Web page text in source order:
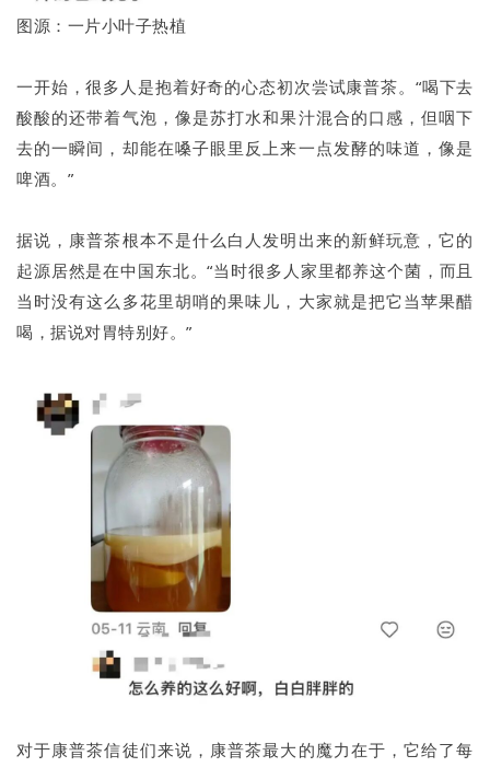
图源：一片小叶子热植
一开始，很多人是抱着好奇的心态初次尝试康普茶。“喝下去
酸酸的还带着气泡，像是苏打水和果汁混合的口感，但咽下
去的一瞬间，却能在嗓子眼里反上来一点发酵的味道，像是
啤酒。”
据说，康普茶根本不是什么白人发明出来的新鲜玩意，它的
起源居然是在中国东北。“当时很多人家里都养这个菌，而且
当时没有这么多花里胡哨的果味儿，大家就是把它当苹果醋
喝，据说对胃特别好。”
对于康普茶信徒们来说，康普茶最大的魔力在于，它给了每